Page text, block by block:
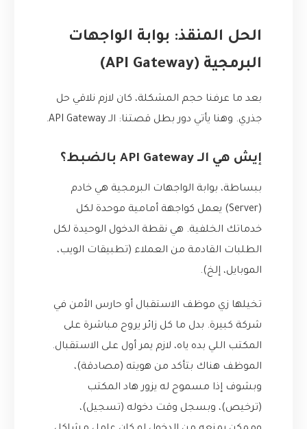
الحل المنقذ: بوابة الواجهات
البرمجية (API Gateway)
بعد ما عرفنا حجم المشكلة، كان لازم نلاقي حل
جذري. وهنا يأتي دور بطل قصتنا: الـ API Gateway.
إيش هي الـ API Gateway بالضبط؟
ببساطة، بوابة الواجهات البرمجية هي خادم
(Server) يعمل كواجهة أمامية موحدة لكل
خدماتك الخلفية. هي نقطة الدخول الوحيدة لكل
الطلبات القادمة من العملاء (تطبيقات الويب،
الموبايل، إلخ).
تخيلها زي موظف الاستقبال أو حارس الأمن في
شركة كبيرة. بدل ما كل زائر يروح مباشرة على
المكتب اللي بده ياه، لازم يمر أول على الاستقبال.
الموظف هناك بتأكد من هويته (مصادقة)،
وبشوف إذا مسموح له يزور هاد المكتب
(ترخيص)، وبسجل وقت دخوله (تسجيل)،